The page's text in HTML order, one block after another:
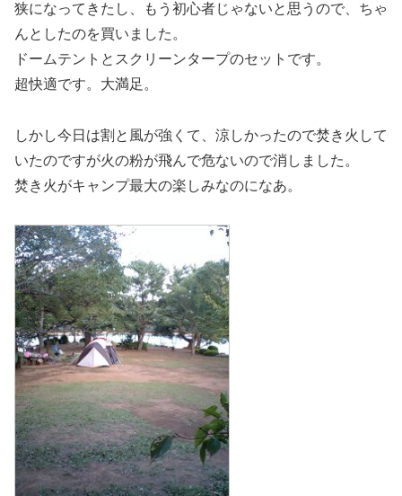
狭になってきたし、もう初心者じゃないと思うので、ちゃ
んとしたのを買いました。
ドームテントとスクリーンタープのセットです。
超快適です。大満足。
しかし今日は割と風が強くて、涼しかったので焚き火して
いたのですが火の粉が飛んで危ないので消しました。
焚き火がキャンプ最大の楽しみなのになあ。